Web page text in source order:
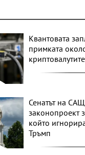
Квантовата
примката
криптовалутите
Сенатът на
законопроект
който
Тръмп